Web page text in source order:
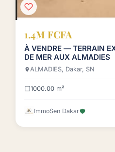
1.4M FCFA
À VENDRE — TERRAIN
DE MER AUX ALMADIES
ALMADIES, Dakar, SN
1000.00 m²
ImmoSen Dakar